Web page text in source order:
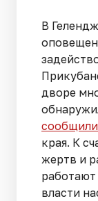
В
дворе
сообщили
края. К
жертв и
власти